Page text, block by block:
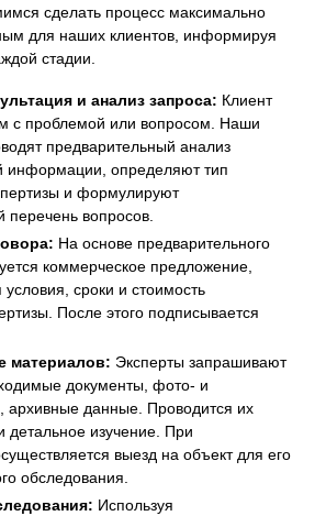
сделать процесс максимально
для наших клиентов, информируя
стадии.
и анализ запроса: Клиент
с проблемой или вопросом. Наши
предварительный анализ
информации, определяют тип
и формулируют
перечень вопросов.
На основе предварительного
коммерческое предложение,
сроки и стоимость
После этого подписывается
материалов: Эксперты запрашивают
документы, фото- и
архивные данные. Проводится их
детальное изучение. При
выезд на объект для его
обследования.
Используя